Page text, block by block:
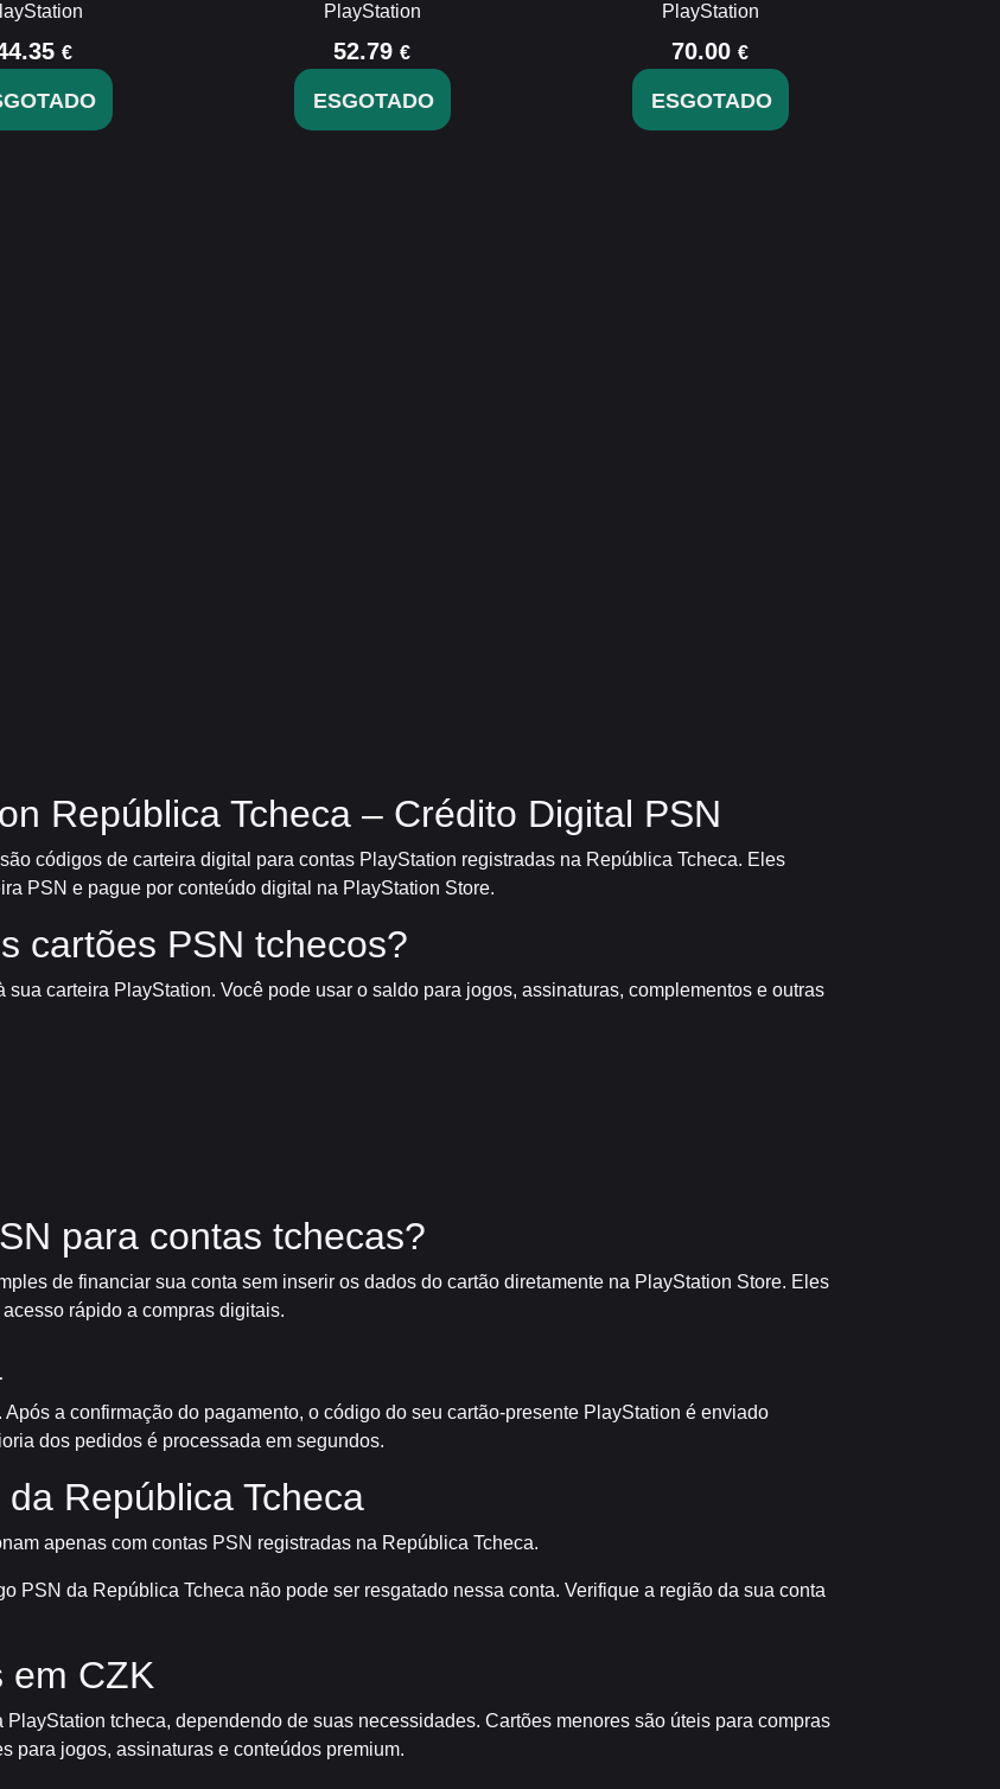
€
PlayStation
52.79 €
ESGOTADO
PlayStation
70.00 €
ESGOTADO
República Tcheca – Crédito Digital PSN
códigos de carteira digital para contas PlayStation registradas na República Tcheca. Eles
PSN e pague por conteúdo digital na PlayStation Store.
cartões PSN tchecos?
carteira PlayStation. Você pode usar o saldo para jogos, assinaturas, complementos e outras
para contas tchecas?
de financiar sua conta sem inserir os dados do cartão diretamente na PlayStation Store. Eles
rápido a compras digitais.
a confirmação do pagamento, o código do seu cartão-presente PlayStation é enviado
dos pedidos é processada em segundos.
República Tcheca
apenas com contas PSN registradas na República Tcheca.
PSN da República Tcheca não pode ser resgatado nessa conta. Verifique a região da sua conta
em CZK
tcheca, dependendo de suas necessidades. Cartões menores são úteis para compras
para jogos, assinaturas e conteúdos premium.